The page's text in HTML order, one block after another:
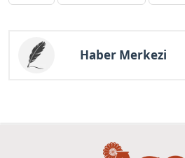
Haber Merkezi